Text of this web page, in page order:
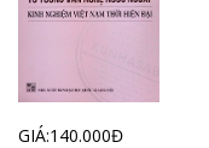
GIÁ:140.000Đ